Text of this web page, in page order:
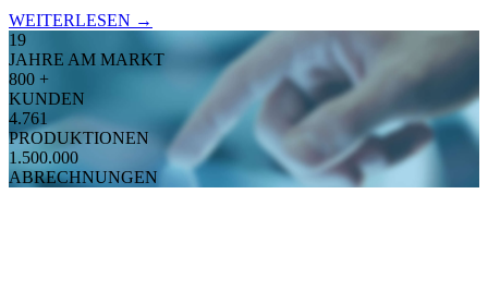
WEITERLESEN →
19
JAHRE AM MARKT
800 +
KUNDEN
4.761
PRODUKTIONEN
1.500.000
ABRECHNUNGEN